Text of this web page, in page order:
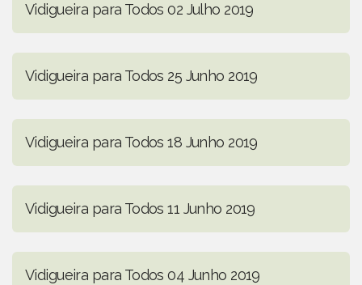
Vidigueira para Todos 02 Julho 2019
Vidigueira para Todos 25 Junho 2019
Vidigueira para Todos 18 Junho 2019
Vidigueira para Todos 11 Junho 2019
Vidigueira para Todos 04 Junho 2019